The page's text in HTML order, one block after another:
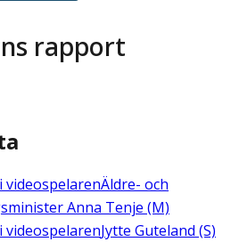
rapport
i videospelarenÄldre- och
Anna Tenje (M)
videospelarenJytte Guteland (S)